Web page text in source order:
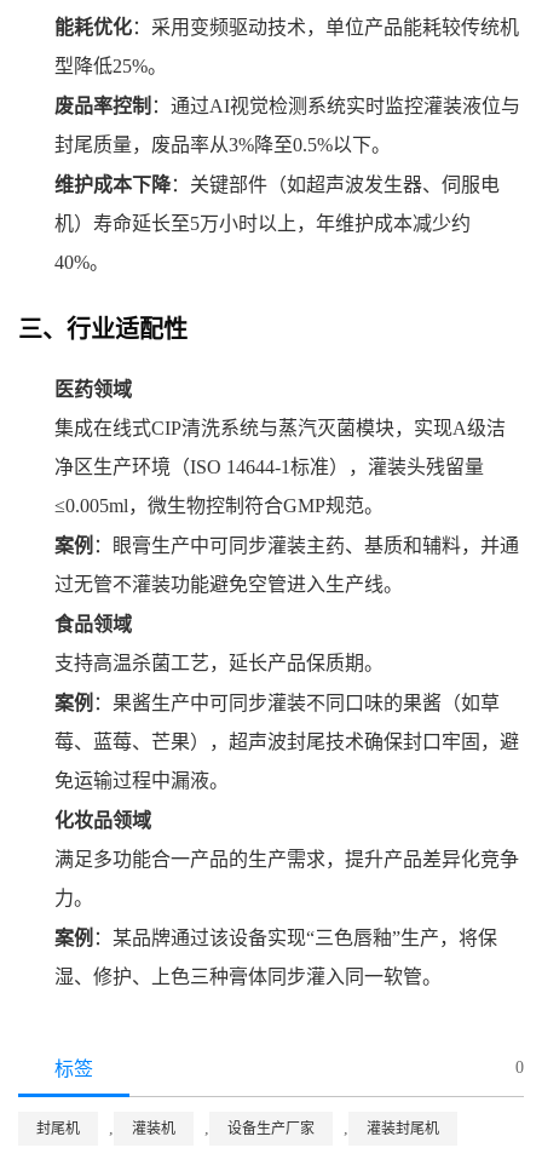
能耗优化：采用变频驱动技术，单位产品能耗较传统机
型降低25%。
废品率控制 ：通过AI视觉检测系统实时监控灌装液位与
封尾质量，废品率从3%降至0.5%以下。
维护成本下降：关键部件（如超声波发生器、伺服电
机）寿命延长至5万小时以上，年维护成本减少约
40%。
三、行业适配性
医药领域
集成在线式CIP清洗系统与蒸汽灭菌模块，实现A级洁
净区生产环境（ISO 14644-1标准），灌装头残留量
≤0.005ml，微生物控制符合GMP规范。
案例 ：眼膏生产中可同步灌装主药、基质和辅料，并通
过无管不灌装功能避免空管进入生产线。
食品领域
支持高温杀菌工艺，延长产品保质期。
案例 ：果酱生产中可同步灌装不同口味的果酱（如草
莓、蓝莓、芒果），超声波封尾技术确保封口牢固，避
免运输过程中漏液。
化妆品领域
满足多功能合一产品的生产需求，提升产品差异化竞争
力。
案例 ：某品牌通过该设备实现“三色唇釉”生产，将保
湿、修护、上色三种膏体同步灌入同一软管。
标签 0
封尾机 灌装机 设备生产厂家 灌装封尾机